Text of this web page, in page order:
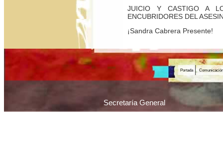
JUICIO Y CASTIGO A
ENCUBRIDORES DEL
¡Sandra Cabrera Presente!
Portada Comunicación
Secretaría General